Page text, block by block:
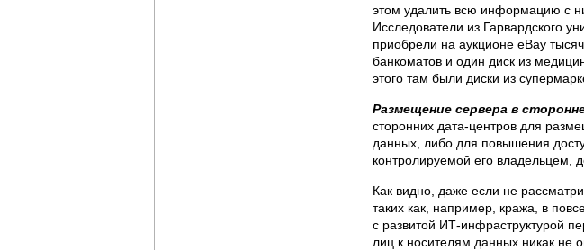
этом удалить всю информацию с
Исследователи из Гарвардского
приобрели на аукционе eBay
банкоматов и один диск из
этого там были диски из
Размещение сервера в
сторонних дата-центров для
данных, либо для повышения
контролируемой его владельцем,
Как видно, даже если не
таких как, например, кража, в
с развитой ИТ-инфраструктурой
лиц к носителям данных никак не